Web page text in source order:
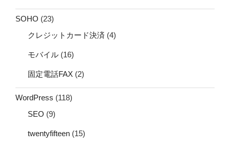
SOHO (23)
クレジットカード決済 (4)
モバイル (16)
固定電話FAX (2)
WordPress (118)
SEO (9)
twentyfifteen (15)